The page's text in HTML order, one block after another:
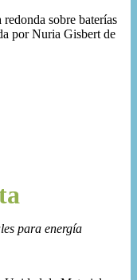
sobre baterías
por Nuria Gisbert de
para energía